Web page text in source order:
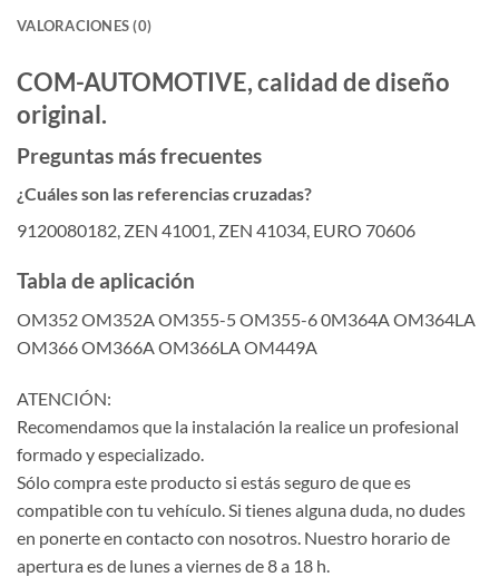
VALORACIONES (0)
COM-AUTOMOTIVE, calidad de diseño
original.
Preguntas más frecuentes
¿Cuáles son las referencias cruzadas?
9120080182, ZEN 41001, ZEN 41034, EURO 70606
Tabla de aplicación
OM352 OM352A OM355-5 OM355-6 0M364A OM364LA
OM366 OM366A OM366LA OM449A
ATENCIÓN:
Recomendamos que la instalación la realice un profesional
formado y especializado.
Sólo compra este producto si estás seguro de que es
compatible con tu vehículo. Si tienes alguna duda, no dudes
en ponerte en contacto con nosotros. Nuestro horario de
apertura es de lunes a viernes de 8 a 18 h.